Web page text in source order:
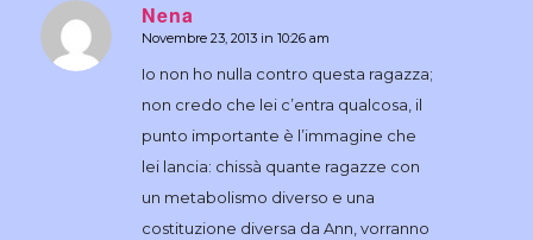
Nena
dice:
Novembre 23, 2013 in 10:26 am
Io non ho nulla contro questa ragazza;
non credo che lei c’entra qualcosa, il
punto importante è l’immagine che
lei lancia: chissà quante ragazze con
un metabolismo diverso e una
costituzione diversa da Ann, vorranno